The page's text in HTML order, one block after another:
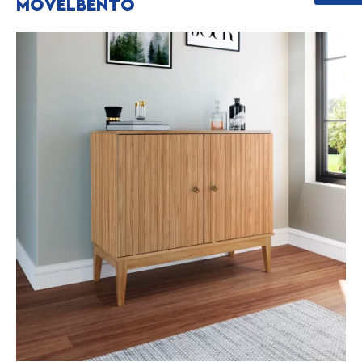
MOVELBENTO